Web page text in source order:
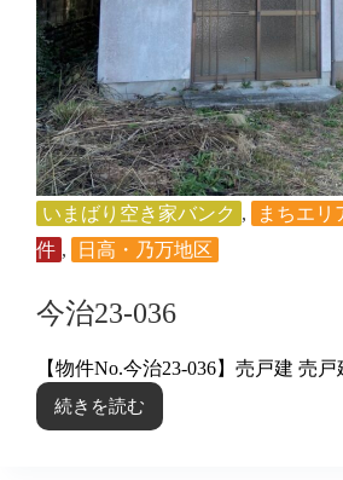
いまばり空き家バンク , まちエリ
件 , 日高・乃万地区
今治23-036
【物件No.今治23-036】売戸建 売
続きを読む
今